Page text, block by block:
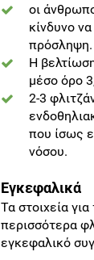
οι
κίνδυνο
πρόσληψη.
Η
μέσο όρο
2-3
που ίσως
νόσου.
Εγκεφαλικά
Τα στοιχεία
περισσότερα
εγκεφαλικό